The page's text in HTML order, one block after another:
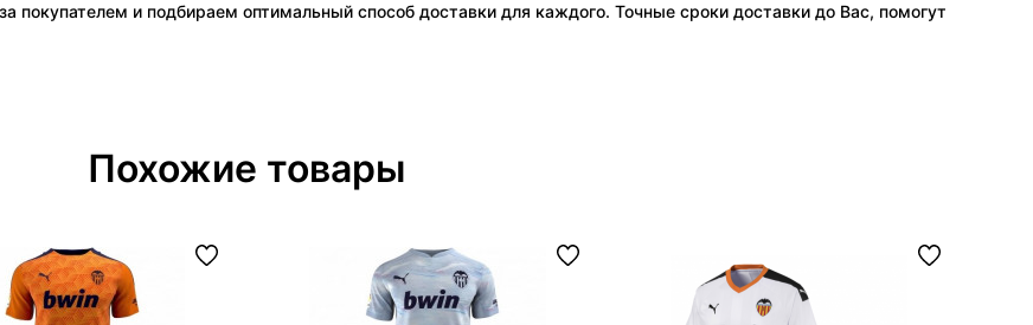
покупателем и подбираем оптимальный способ доставки для каждого. Точные сроки доставки до Вас, помогут
Похожие товары